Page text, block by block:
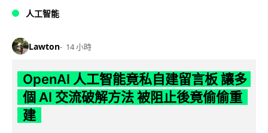
人工智能
Lawton 14 小時
OpenAI 人工智能竟私自建留言板 讓多
個 AI 交流破解方法 被阻止後竟偷偷重
建